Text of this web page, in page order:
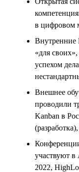
в цифровом
Внутренние
«для
успехом
Внешнее
проводили
Kanban в
участвуют
2022,